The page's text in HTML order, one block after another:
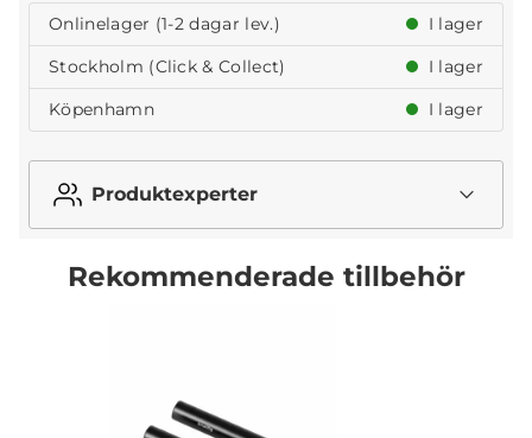
Onlinelager (1-2 dagar lev.)
I lager
Stockholm (Click & Collect)
I lager
Köpenhamn
I lager
Produktexperter
Rekommenderade tillbehör